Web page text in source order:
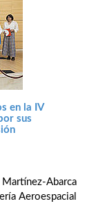
en la IV
sus
Abarca
Aeroespacial